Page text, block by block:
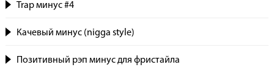
Trap минус #4
Качевый минус (nigga style)
Позитивный рэп минус для фристайла